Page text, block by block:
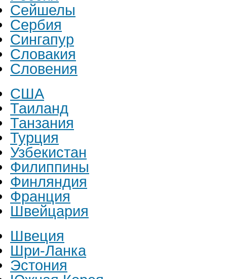
Сейшелы
Сербия
Сингапур
Словакия
Словения
США
Таиланд
Танзания
Турция
Узбекистан
Филиппины
Финляндия
Франция
Швейцария
Швеция
Шри-Ланка
Эстония